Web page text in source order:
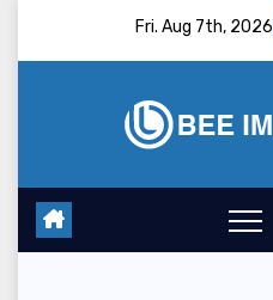
Fri. Aug 7th, 2026